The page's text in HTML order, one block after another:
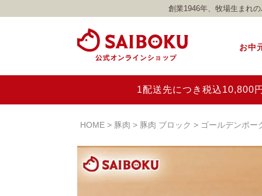
創業1946年、牧場生まれ
お中
1配送先につき税込10,800
HOME 豚肉 豚肉 ブロック ゴールデンポー